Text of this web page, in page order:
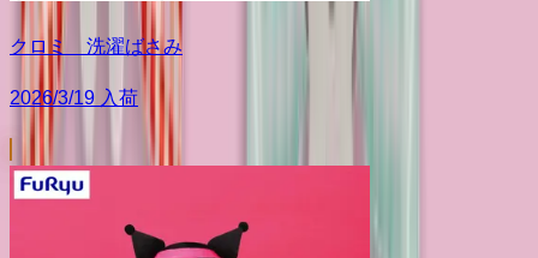
クロミ 洗濯ばさみ
2026/3/19 入荷